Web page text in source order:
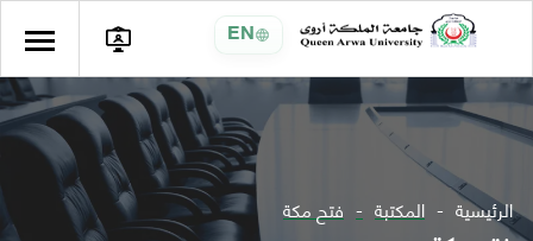
EN
الرئيسية المكتبة فتح مكة